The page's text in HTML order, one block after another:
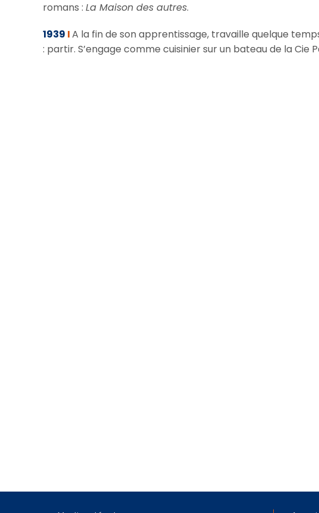
romans : La Maison des autres.
1939 IA la fin de son apprentissage, travaille quelque
: partir. S’engage comme cuisinier sur un bateau de la Cie